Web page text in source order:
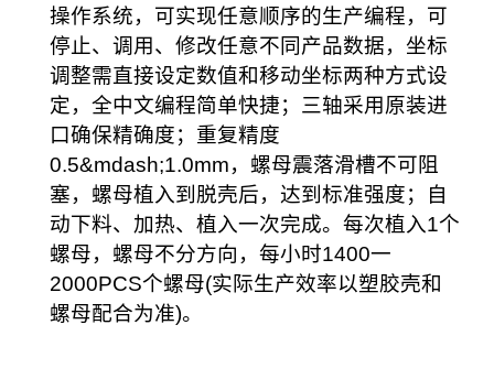
操作系统，可实现任意顺序的生产编程，可
停止、调用、修改任意不同产品数据，坐标
调整需直接设定数值和移动坐标两种方式设
定，全中文编程简单快捷；三轴采用原装进
口确保精确度；重复精度
0.5&mdash;1.0mm，螺母震落滑槽不可阻
塞，螺母植入到脱壳后，达到标准强度；自
动下料、加热、植入一次完成。每次植入1个
螺母，螺母不分方向，每小时1400一
2000PCS个螺母(实际生产效率以塑胶壳和
螺母配合为准)。